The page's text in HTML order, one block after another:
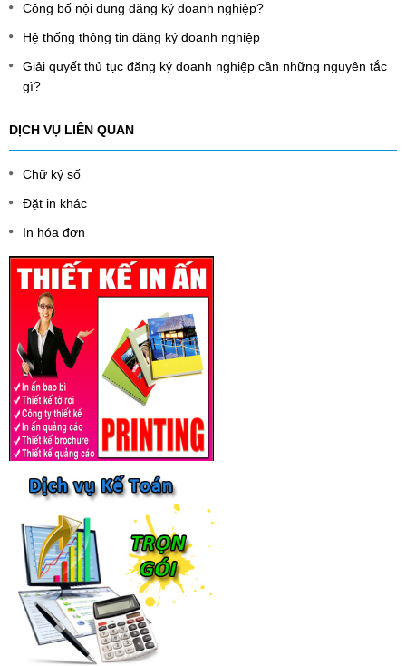
Công bố nội dung đăng ký doanh nghiệp?
Hệ thống thông tin đăng ký doanh nghiệp
Giải quyết thủ tục đăng ký doanh nghiệp cần những nguyên tắc
gì?
DỊCH VỤ LIÊN QUAN
Chữ ký số
Đặt in khác
In hóa đơn